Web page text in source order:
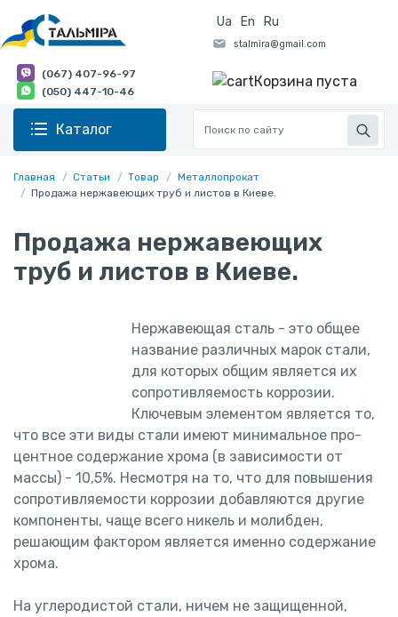
Ua En Ru
(067) 407-96-97
(050) 447-10-46
Корзина пуста
Каталог
Главная Статьи Товар
Металлопрокат
Продажа нержавеющих труб и листов в Киеве.
Продажа нержавеющих
труб и листов в Киеве.
Нержавеющая сталь - это общее
название различных марок стали,
для которых общим является их
сопротивляемость коррозии.
Ключевым элементом является то,
что все эти виды стали имеют минимальное про­
центное содержание хрома (в зависимости от
массы) - 10,5%. Несмотря на то, что для повышения
сопротивляемости коррозии добавляются дру­гие
компоненты, чаще всего никель и молибден,
решающим фактором является именно содержание
хрома.
На углеродистой стали, ничем не защищенной,